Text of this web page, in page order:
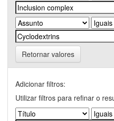
Retornar valores
Adicionar filtros:
Utilizar filtros para refinar o